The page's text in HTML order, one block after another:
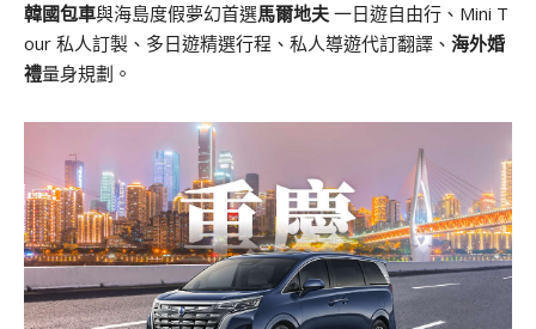
韓國包車與海島度假夢幻首選馬爾地夫 一日遊自由行、Mini T
our 私人訂製、多日遊精選行程、私人導遊代訂翻譯、 海外婚
禮量身規劃。